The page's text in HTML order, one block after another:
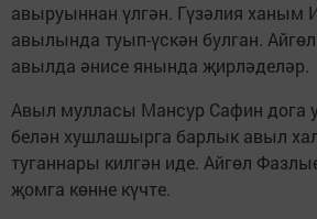
авыруыннан үлгән. Гүзәлия ханым
авылында туып-үскән булган.
авылда әнисе янында җирләделәр.
Авыл мулласы Мансур Сафин дога
белән хушлашырга барлык авыл
туганнары килгән иде. Айгөл
җомга көнне күчте.